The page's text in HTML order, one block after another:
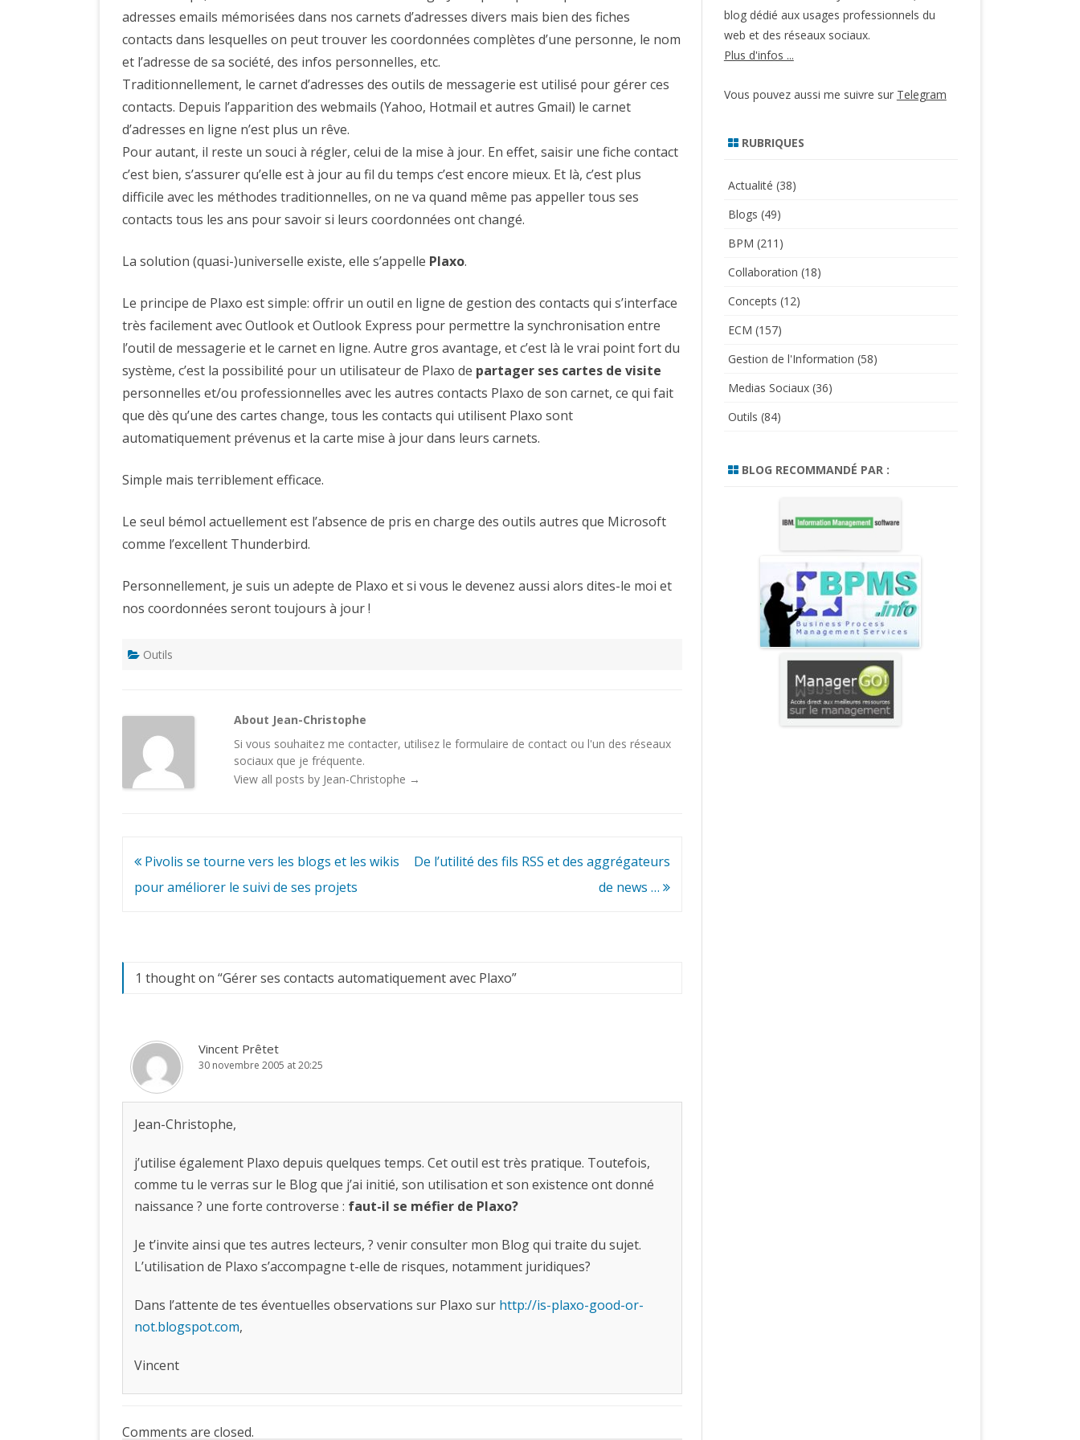
adresses emails mémorisées dans nos carnets d’adresses divers mais bien des fiches
contacts dans lesquelles on peut trouver les coordonnées complètes d’une personne, le nom
et l’adresse de sa société, des infos personnelles, etc.
Traditionnellement, le carnet d’adresses des outils de messagerie est utilisé pour gérer ces
contacts. Depuis l’apparition des webmails (Yahoo, Hotmail et autres Gmail) le carnet
d’adresses en ligne n’est plus un rêve.
Pour autant, il reste un souci à régler, celui de la mise à jour. En effet, saisir une fiche contact
c’est bien, s’assurer qu’elle est à jour au fil du temps c’est encore mieux. Et là, c’est plus
difficile avec les méthodes traditionnelles, on ne va quand même pas appeller tous ses
contacts tous les ans pour savoir si leurs coordonnées ont changé.
La solution (quasi-)universelle existe, elle s’appelle Plaxo.
Le principe de Plaxo est simple: offrir un outil en ligne de gestion des contacts qui s’interface
très facilement avec Outlook et Outlook Express pour permettre la synchronisation entre
l’outil de messagerie et le carnet en ligne. Autre gros avantage, et c’est là le vrai point fort du
système, c’est la possibilité pour un utilisateur de Plaxo de partager ses cartes de visite
personnelles et/ou professionnelles avec les autres contacts Plaxo de son carnet, ce qui fait
que dès qu’une des cartes change, tous les contacts qui utilisent Plaxo sont
automatiquement prévenus et la carte mise à jour dans leurs carnets.
Simple mais terriblement efficace.
Le seul bémol actuellement est l’absence de pris en charge des outils autres que Microsoft
comme l’excellent Thunderbird.
Personnellement, je suis un adepte de Plaxo et si vous le devenez aussi alors dites-le moi et
nos coordonnées seront toujours à jour !
Outils
About Jean-Christophe
Si vous souhaitez me contacter, utilisez leformulaire de contact ou l'un desréseaux
sociaux que je fréquente.
View all posts by Jean-Christophe →
Navigation
de
Pivolis se tourne vers les blogs et les wikis
pour améliorer le suivi de ses projets
De l’utilité des fils RSS et des aggrégateurs
de news …
1 thought on “Gérer ses contacts automatiquement avec Plaxo”
Vincent Prêtet
30 novembre 2005 at 20:25
Jean-Christophe,
j’utilise également Plaxo depuis quelques temps. Cet outil est très pratique. Toutefois,
comme tu le verras sur le Blog que j’ai initié, son utilisation et son existence ont donné
naissance ? une forte controverse : faut-il se méfier de Plaxo?
Je t’invite ainsi que tes autres lecteurs, ? venir consulter mon Blog qui traite du sujet.
L’utilisation de Plaxo s’accompagne t-elle de risques, notamment juridiques?
Dans l’attente de tes éventuelles observations sur Plaxo sur http://is-plaxo-good-or-
not.blogspot.com,
Vincent
Comments are closed.
blog dédié aux usages professionnels du
web et des réseaux sociaux.
Plus d'infos ...
Vous pouvez aussi me suivre sur Telegram
RUBRIQUES
Actualité (38)
Blogs (49)
BPM (211)
Collaboration (18)
Concepts (12)
ECM (157)
Gestion de l'Information (58)
Medias Sociaux(36)
Outils (84)
BLOG RECOMMANDÉ PAR :